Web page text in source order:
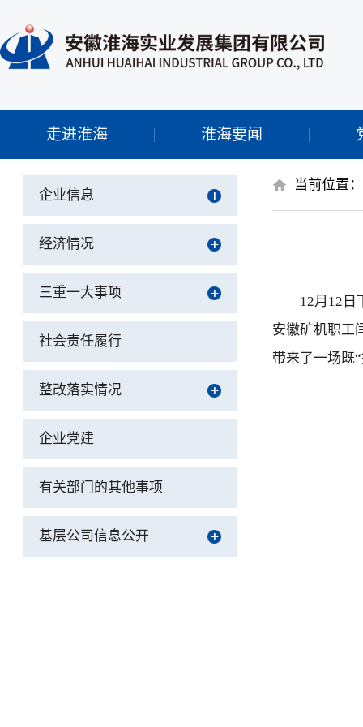
走进淮海 淮海要闻
企业信息
经济情况
三重一大事项
社会责任履行
整改落实情况
企业党建
有关部门的其他事项
基层公司信息公开
当前位置
12月12日
安徽矿机职工
带来了一场既